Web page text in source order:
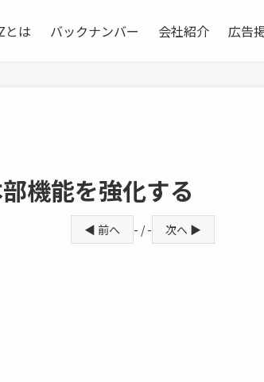
とは バックナンバー 会社紹介 広告
機能を強化する
◀ 前へ - / - 次へ ▶